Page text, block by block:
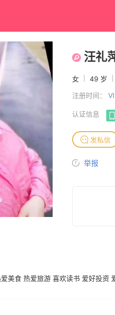
汪礼
女 49 岁
注册时间：
认证信息
发私信
举报
美食 热爱旅游 喜欢读书 爱好投资